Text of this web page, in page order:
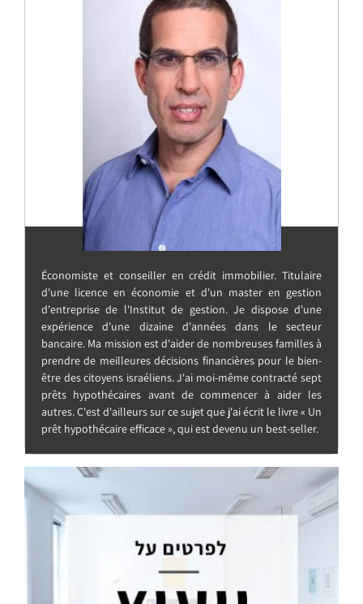
Économiste et conseiller en crédit immobilier. Titulaire
d'une licence en économie et d'un master en gestion
d'entreprise de l'Institut de gestion. Je dispose d'une
expérience d'une dizaine d'années dans le secteur
bancaire. Ma mission est d'aider de nombreuses familles à
prendre de meilleures décisions financières pour le bien-
être des citoyens israéliens. J'ai moi-même contracté sept
prêts hypothécaires avant de commencer à aider les
autres. C'est d'ailleurs sur ce sujet que j'ai écrit le livre « Un
prêt hypothécaire efficace », qui est devenu un best-seller.